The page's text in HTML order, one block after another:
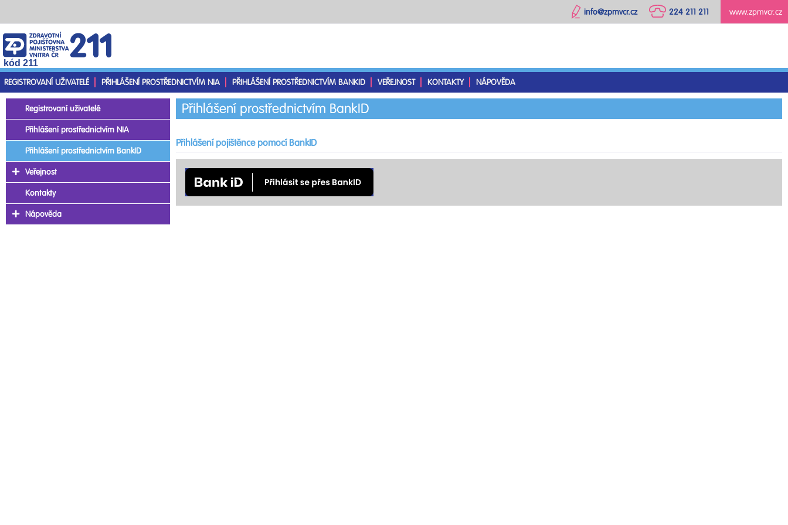
www.zpmvcr.cz
224 211 211
info@zpmvcr.cz
kód 211
REGISTROVANÍ UŽIVATELÉ
PŘIHLÁŠENÍ PROSTŘEDNICTVÍM NIA PŘIHLÁŠENÍ PROSTŘEDNICTVÍM BANKID VEŘEJNOST KONTAKTY NÁPOVĚDA
Přihlášení prostřednictvím BankID
Přihlášení pojištěnce pomocí BankID
Registrovaní uživatelé
Přihlášení prostřednictvím NIA
Přihlášení prostřednictvím BankID
Veřejnost
Kontakty
Nápověda